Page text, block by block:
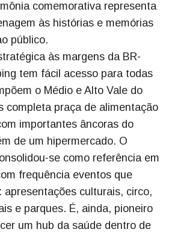
comemorativa representa
às histórias e memórias
público.
às margens da BR-
tem fácil acesso para todas
o Médio e Alto Vale do
completa praça de alimentação
importantes âncoras do
de um hipermercado. O
se como referência em
frequência eventos que
culturais, circo,
e parques. É, ainda, pioneiro
um hub da saúde dentro de